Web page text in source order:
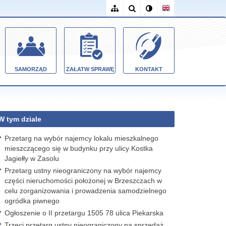
SAMORZĄD ZAŁATW SPRAWĘ KONTAKT
tym dziale
Przetarg na wybór najemcy lokalu mieszkalnego
mieszczącego się w budynku przy ulicy Kostka
Jagiełły w Zasolu
Przetarg ustny nieograniczony na wybór najemcy
części nieruchomości położonej w Brzeszczach w
celu zorganizowania i prowadzenia samodzielnego
ogródka piwnego
Ogłoszenie o II przetargu 1505 78 ulica Piekarska